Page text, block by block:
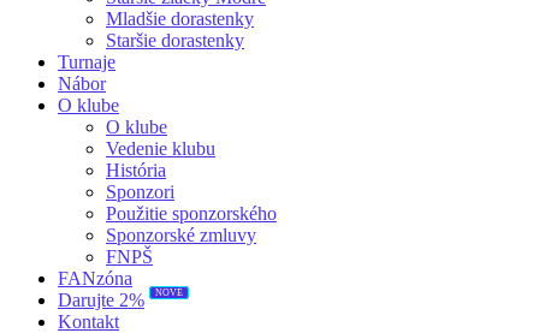
Mladšie dorastenky
Staršie dorastenky
Turnaje
Nábor
O klube
O klube
Vedenie klubu
História
Sponzori
Použitie sponzorského
Sponzorské zmluvy
FNPŠ
FANzóna
Darujte 2%
NOVÉ
Kontakt